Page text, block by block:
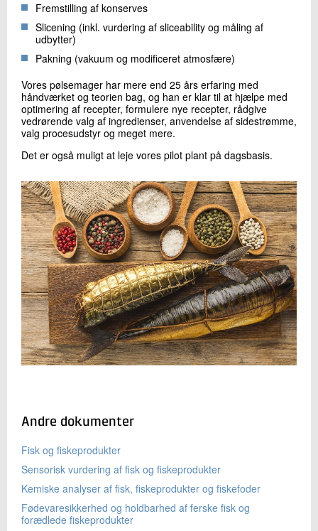
Fremstilling af konserves
Slicening (inkl. vurdering af sliceability og måling af
udbytter)
Pakning (vakuum og modificeret atmosfære)
Vores pølsemager har mere end 25 års erfaring med
håndværket og teorien bag, og han er klar til at hjælpe med
optimering af recepter, formulere nye recepter, rådgive
vedrørende valg af ingredienser, anvendelse af sidestrømme,
valg procesudstyr og meget mere.
Det er også muligt at leje vores pilot plant på dagsbasis.
Andre dokumenter
Fisk og fiskeprodukter
Sensorisk vurdering af fisk og fiskeprodukter
Kemiske analyser af fisk, fiskeprodukter og fiskefoder
Fødevaresikkerhed og holdbarhed af ferske fisk og
forædlede fiskeprodukter